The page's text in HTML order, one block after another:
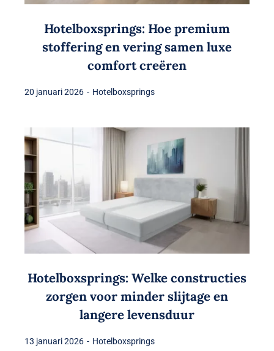
Hotelboxsprings: Hoe premium
stoffering en vering samen luxe
comfort creëren
20 januari 2026 - Hotelboxsprings
Hotelboxsprings: Welke constructies
zorgen voor minder slijtage en
langere levensduur
13 januari 2026 - Hotelboxsprings